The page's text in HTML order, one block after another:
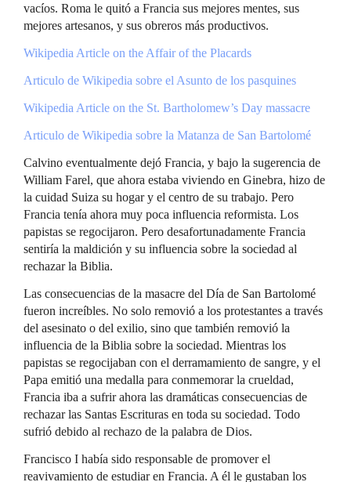
vacíos. Roma le quitó a Francia sus mejores mentes, sus
mejores artesanos, y sus obreros más productivos.
Wikipedia Article on the Affair of the Placards
Articulo de Wikipedia sobre el Asunto de los pasquines
Wikipedia Article on the St. Bartholomew’s Day massacre
Articulo de Wikipedia sobre la Matanza de San Bartolomé
Calvino eventualmente dejó Francia, y bajo la sugerencia de
William Farel, que ahora estaba viviendo en Ginebra, hizo de
la cuidad Suiza su hogar y el centro de su trabajo. Pero
Francia tenía ahora muy poca influencia reformista. Los
papistas se regocijaron. Pero desafortunadamente Francia
sentiría la maldición y su influencia sobre la sociedad al
rechazar la Biblia.
Las consecuencias de la masacre del Día de San Bartolomé
fueron increíbles. No solo removió a los protestantes a través
del asesinato o del exilio, sino que también removió la
influencia de la Biblia sobre la sociedad. Mientras los
papistas se regocijaban con el derramamiento de sangre, y el
Papa emitió una medalla para conmemorar la crueldad,
Francia iba a sufrir ahora las dramáticas consecuencias de
rechazar las Santas Escrituras en toda su sociedad. Todo
sufrió debido al rechazo de la palabra de Dios.
Francisco I había sido responsable de promover el
reavivamiento de estudiar en Francia. A él le gustaban los